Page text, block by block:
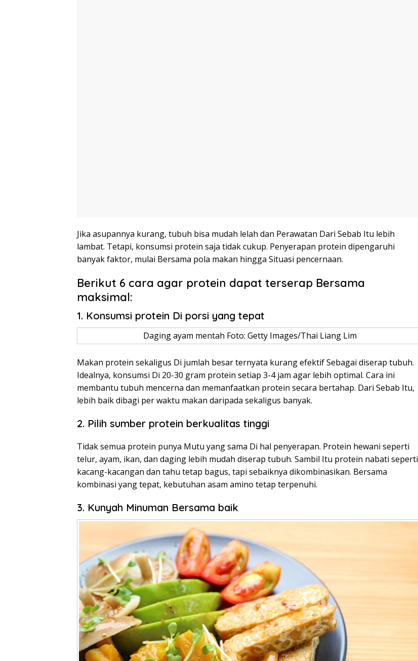
Jika asupannya kurang, tubuh bisa mudah lelah dan Perawatan Dari Sebab Itu lebih
lambat. Tetapi, konsumsi protein saja tidak cukup. Penyerapan protein dipengaruhi
banyak faktor, mulai Bersama pola makan hingga Situasi pencernaan.
Berikut 6 cara agar protein dapat terserap Bersama
maksimal:
1. Konsumsi protein Di porsi yang tepat
Daging ayam mentah Foto: Getty Images/Thai Liang Lim
Makan protein sekaligus Di jumlah besar ternyata kurang efektif Sebagai diserap tubuh.
Idealnya, konsumsi Di 20-30 gram protein setiap 3-4 jam agar lebih optimal. Cara ini
membantu tubuh mencerna dan memanfaatkan protein secara bertahap. Dari Sebab Itu,
lebih baik dibagi per waktu makan daripada sekaligus banyak.
2. Pilih sumber protein berkualitas tinggi
Tidak semua protein punya Mutu yang sama Di hal penyerapan. Protein hewani seperti
telur, ayam, ikan, dan daging lebih mudah diserap tubuh. Sambil Itu protein nabati seperti
kacang-kacangan dan tahu tetap bagus, tapi sebaiknya dikombinasikan. Bersama
kombinasi yang tepat, kebutuhan asam amino tetap terpenuhi.
3. Kunyah Minuman Bersama baik